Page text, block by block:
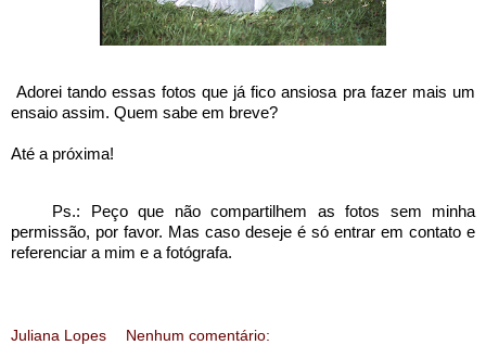
Adorei tando essas fotos que já fico ansiosa pra fazer mais um
ensaio assim. Quem sabe em breve?
Até a próxima!
Ps.: Peço que não compartilhem as fotos sem minha
permissão, por favor. Mas caso deseje é só entrar em contato e
referenciar a mim e a fotógrafa.
Juliana Lopes Nenhum comentário: